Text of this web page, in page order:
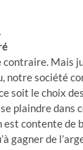
contraire. Mais
notre société
soit le choix
plaindre dans
est contente de
gagner de